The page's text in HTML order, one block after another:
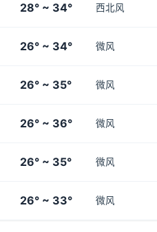
28° ~ 34° 西北风
26° ~ 34° 微风
26° ~ 35° 微风
26° ~ 36° 微风
26° ~ 35° 微风
26° ~ 33° 微风